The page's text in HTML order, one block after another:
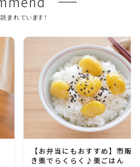
まれています！
【お弁当にもおすすめ】市販
き栗でらくらく♪栗ごはん